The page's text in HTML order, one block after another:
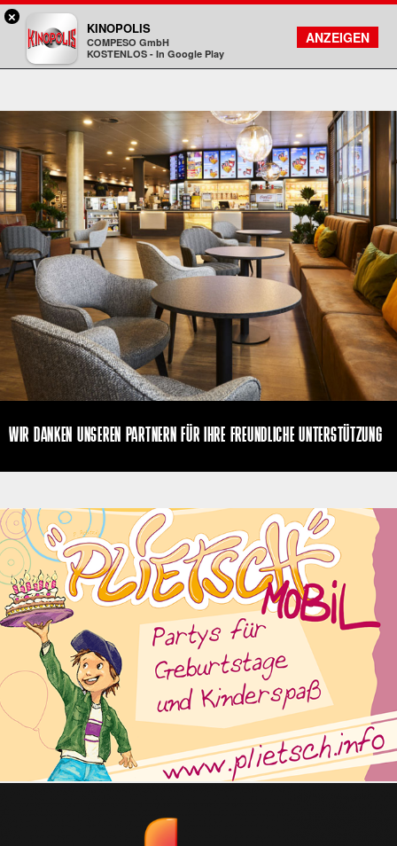
Kinopolis
FILMSUCHE
KONTO
WIR DANKEN UNSEREN PARTNERN FÜR IHRE FREUNDLICHE UNTERSTÜTZUNG
×
KINOPOLIS
COMPESO GmbH
KOSTENLOS - In Google Play
ANZEIGEN